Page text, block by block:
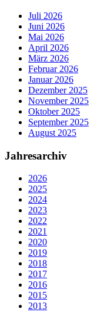
Juli 2026
Juni 2026
Mai 2026
April 2026
März 2026
Februar 2026
Januar 2026
Dezember 2025
November 2025
Oktober 2025
September 2025
August 2025
Jahresarchiv
2026
2025
2024
2023
2022
2021
2020
2019
2018
2017
2016
2015
2013